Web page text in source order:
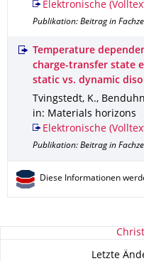
Elektronische
Publikation: Beitrag in
Temperature
charge-transfer state
static vs. dynamic
Tvingstedt, K.,
in: Materials horizons
Elektronische
Publikation: Beitrag in
Diese Informationen
Zu dieser Seite
Letzte